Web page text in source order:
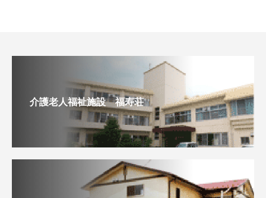
介護老人福祉施設 福寿荘